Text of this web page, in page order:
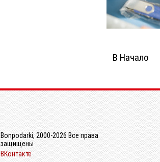
В
Bonpodarki, 2000-2026 Все права
защищены
ВКонтакте